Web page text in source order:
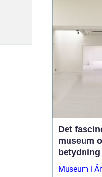
skabe
båndene
Det
museum
samfundet
Museum i